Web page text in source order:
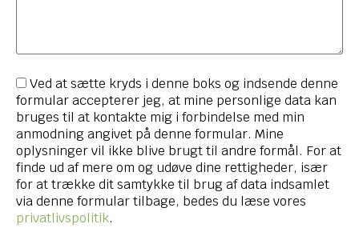
Ved at sætte kryds i denne boks og indsende denne
formular accepterer jeg, at mine personlige data kan
bruges til at kontakte mig i forbindelse med min
anmodning angivet på denne formular. Mine
oplysninger vil ikke blive brugt til andre formål. For at
finde ud af mere om og udøve dine rettigheder, især
for at trække dit samtykke til brug af data indsamlet
via denne formular tilbage, bedes du læse vores
privatlivspolitik.